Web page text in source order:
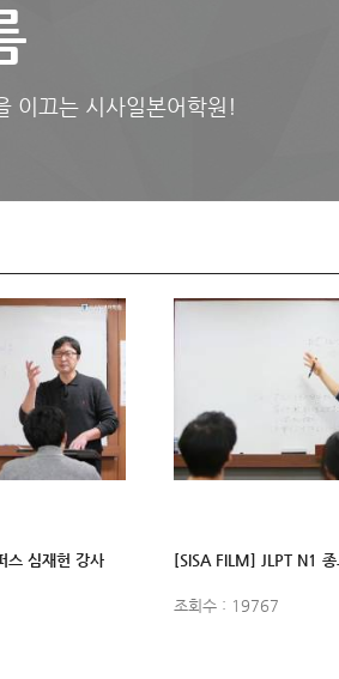
이끄는 시사일본어학원!
스 심재헌 강사 [SISA FILM] JLPT N1
조회수 : 19767